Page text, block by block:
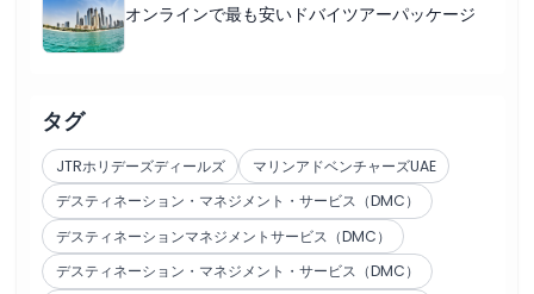
オンラインで最も安いドバイツアーパッケージ
タグ
JTRホリデーズディールズ
マリンアドベンチャーズUAE
デスティネーション・マネジメント・サービス（DMC）
デスティネーションマネジメントサービス（DMC）
デスティネーション・マネジメント・サービス（DMC）